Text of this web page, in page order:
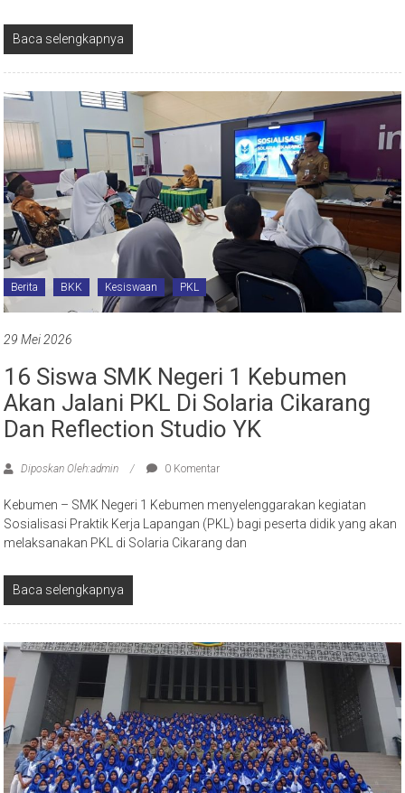
Baca selengkapnya
Berita BKK Kesiswaan PKL
29 Mei 2026
16 Siswa SMK Negeri 1 Kebumen
Akan Jalani PKL Di Solaria Cikarang
Dan Reflection Studio YK
Diposkan Oleh:admin 0 Komentar
Kebumen – SMK Negeri 1 Kebumen menyelenggarakan kegiatan
Sosialisasi Praktik Kerja Lapangan (PKL) bagi peserta didik yang akan
melaksanakan PKL di Solaria Cikarang dan
Baca selengkapnya